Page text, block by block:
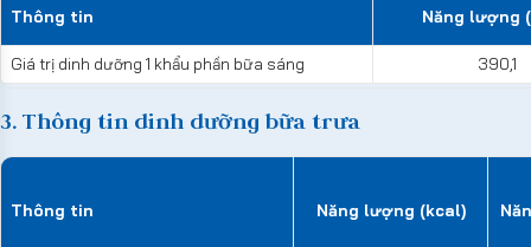
Thông tin Năng lượng
Giá trị dinh dưỡng 1 khẩu phần bữa sáng 390,1
3. Thông tin dinh dưỡng bữa trưa
Thông tin Năng lượng (kcal)